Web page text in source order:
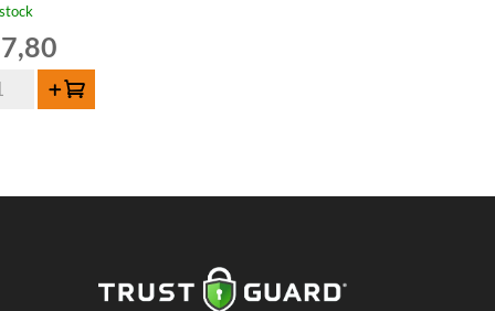
7,80
Ajouter au panier